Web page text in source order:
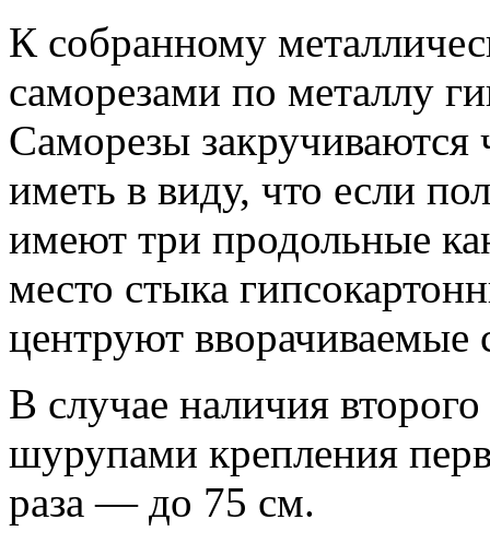
К собранному
саморезами по металлу
Саморезы
иметь в виду, что если
имеют три продольные
место стыка
центруют вворачиваемые
В случае наличия
шурупами крепления
раза — до 75 см.